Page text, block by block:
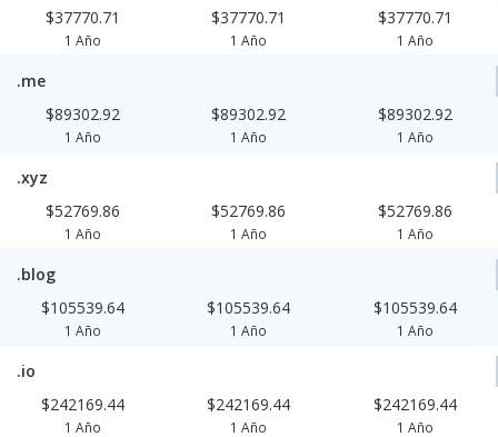
$37770.71
1 Año
$37770.71
1 Año
$37770.71
1 Año
.me
$89302.92
1 Año
$89302.92
1 Año
$89302.92
1 Año
.xyz
$52769.86
1 Año
$52769.86
1 Año
$52769.86
1 Año
.blog
$105539.64
1 Año
$105539.64
1 Año
$105539.64
1 Año
.io
$242169.44
1 Año
$242169.44
1 Año
$242169.44
1 Año